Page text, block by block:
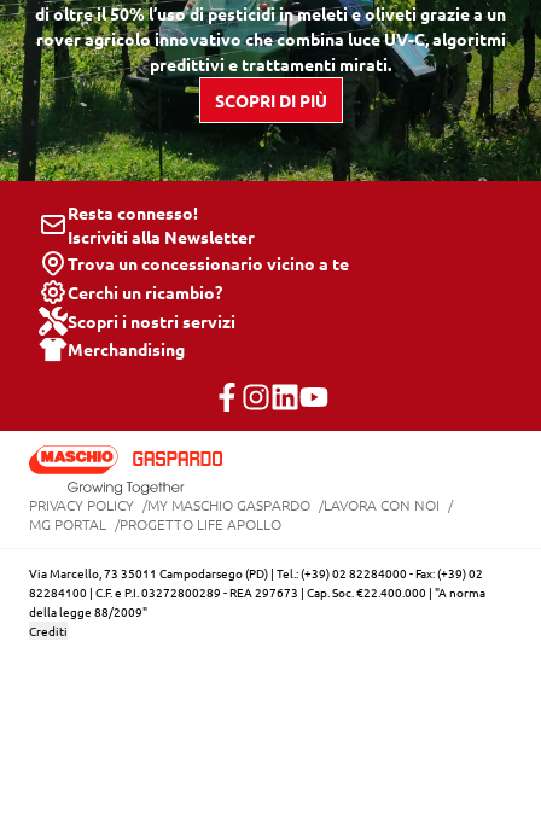
di oltre il 50% l’uso di pesticidi in meleti e oliveti grazie a un
rover agricolo innovativo che combina luce UV-C, algoritmi
predittivi e trattamenti mirati.
SCOPRI DI PIÙ
Resta connesso!
Iscriviti alla Newsletter
Trova un concessionario vicino a te
Cerchi un ricambio?
Scopri i nostri servizi
Merchandising
PRIVACY POLICY MY MASCHIO GASPARDO
LAVORA CON NOI
MG PORTAL
PROGETTO LIFE APOLLO
Via Marcello, 73 35011 Campodarsego (PD) | Tel.: (+39) 02 82284000 - Fax: (+39) 02
82284100 | C.F. e P.I. 03272800289 - REA 297673 | Cap. Soc. €22.400.000 | "A norma
della legge 88/2009"
Crediti